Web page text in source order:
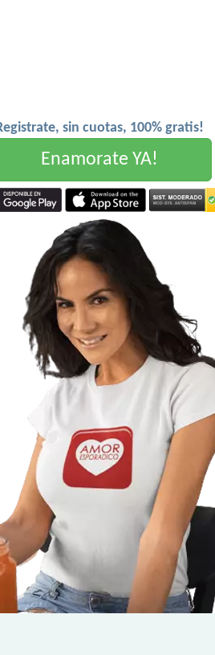
sin cuotas, 100% gratis!
Enamorate YA!